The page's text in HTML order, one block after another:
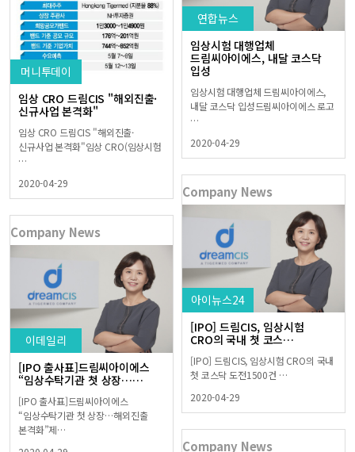
연합뉴스
임상시험 대행업체
드림씨아이에스, 내달 코스닥
입성
임상시험 대행업체 드림씨아이에스,
내달 코스닥 입성드림씨아이에스 로고
…
2020-04-29
머니투데이
임상 CRO 드림CIS "해외진출·
신규사업 본격화"
임상 CRO 드림CIS "해외진출·
신규사업 본격화"임상 CRO(임상시험
…
2020-04-29
Company News
아이뉴스24
[IPO] 드림CIS, 임상시험
CRO의 국내 첫 코스…
[IPO] 드림CIS, 임상시험 CRO의 국내
첫 코스닥 도전1500건 …
2020-04-29
Company News
이데일리
[IPO 출사표]드림씨아이에스
“임상수탁기관 첫 상장……
[IPO 출사표]드림씨아이에스
“임상수탁기관 첫 상장…해외진출
본격화”제…
Company News